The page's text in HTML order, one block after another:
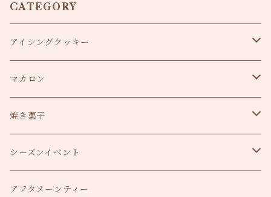
CATEGORY
アイシングクッキー
誕生日
推し活
結婚式
ママさん向け
マカロン
マカロンタワー
トゥンカロン
焼き菓子
クッキー缶
シーズンイベント
クリスマス・お正月
アフタヌーンティー